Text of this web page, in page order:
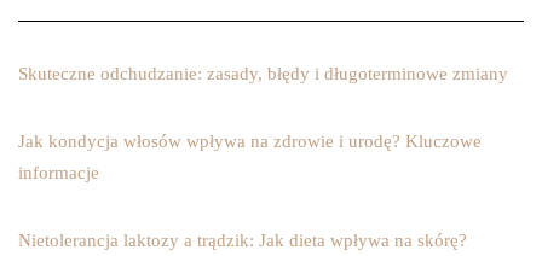
Skuteczne odchudzanie: zasady, błędy i długoterminowe zmiany
Jak kondycja włosów wpływa na zdrowie i urodę? Kluczowe
informacje
Nietolerancja laktozy a trądzik: Jak dieta wpływa na skórę?